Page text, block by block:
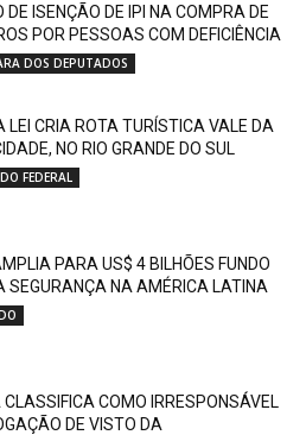
DE ISENÇÃO DE IPI NA COMPRA DE
POR PESSOAS COM DEFICIÊNCIA
DOS DEPUTADOS
LEI CRIA ROTA TURÍSTICA VALE DA
NO RIO GRANDE DO SUL
FEDERAL
PARA US$ 4 BILHÕES FUNDO
SEGURANÇA NA AMÉRICA LATINA
CLASSIFICA COMO IRRESPONSÁVEL
DE VISTO DA